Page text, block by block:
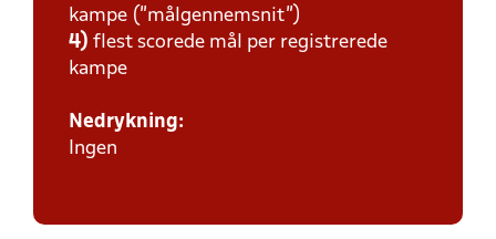
kampe (”målgennemsnit”)
4) flest scorede mål per registrerede
kampe
Nedrykning:
Ingen